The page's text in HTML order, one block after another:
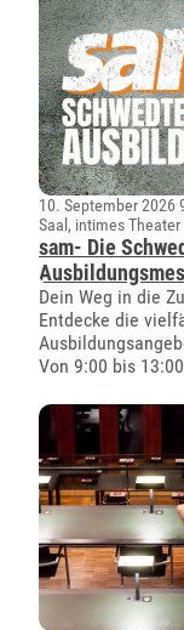
10. September 2026
Saal, intimes Theater
sam- Die
Dein Weg in die
Entdecke die
Von 9:00 bis